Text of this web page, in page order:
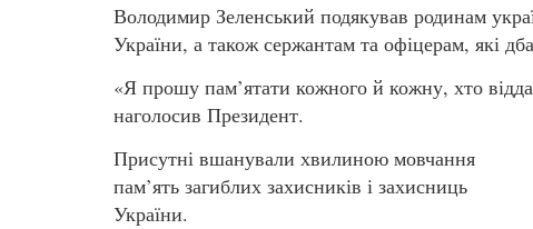
Володимир Зеленський подякував родинам
України, а також сержантам та офіцерам, які
«Я прошу пам’ятати кожного й кожну, хто
наголосив Президент.
Присутні вшанували хвилиною мовчання
пам’ять загиблих захисників і захисниць
України.